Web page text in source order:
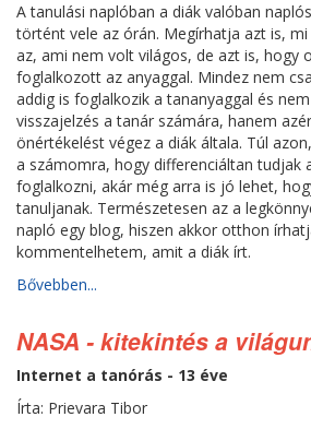
A tanulási naplóban a diák valóban
történt vele az órán. Megírhatja azt is,
az, ami nem volt világos, de azt is, hogy
foglalkozott az anyaggal. Mindez nem
addig is foglalkozik a tananyaggal és
visszajelzés a tanár számára, hanem
önértékelést végez a diák általa. Túl
a számomra, hogy differenciáltan tudjak
foglalkozni, akár még arra is jó lehet,
tanuljanak. Természetesen az a
napló egy blog, hiszen akkor otthon
kommentelhetem, amit a diák írt.
Bővebben...
NASA - kitekintés a
Internet a tanórás - 13 éve
Írta: Prievara Tibor